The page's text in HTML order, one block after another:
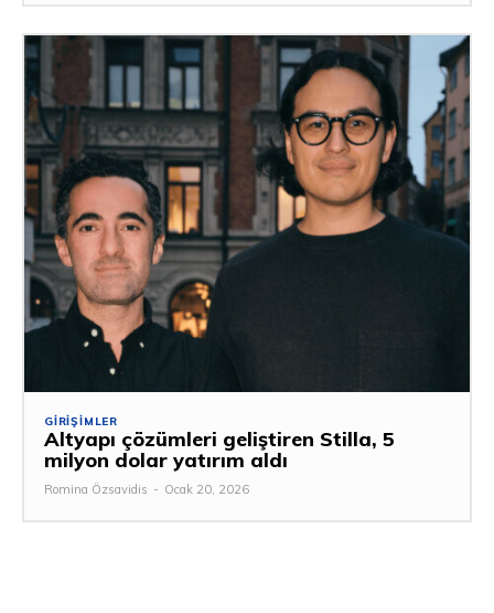
GIRIŞIMLER
Altyapı çözümleri geliştiren Stilla, 5
milyon dolar yatırım aldı
Romina Özsavidis - Ocak 20, 2026